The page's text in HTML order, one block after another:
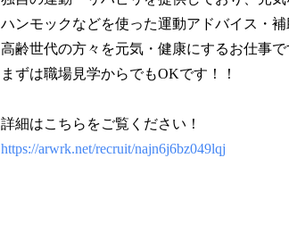
ハンモックなどを使った運動アドバイス・補
高齢世代の方々を元気・健康にするお仕事で
まずは職場見学からでもOKです！！
詳細はこちらをご覧ください！
https://arwrk.net/recruit/najn6j6bz049lqj